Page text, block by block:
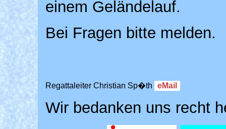
einem Geländelauf.
Bei Fragen bitte melden.
Regattaleiter Christian Sp�th
Wir bedanken uns recht